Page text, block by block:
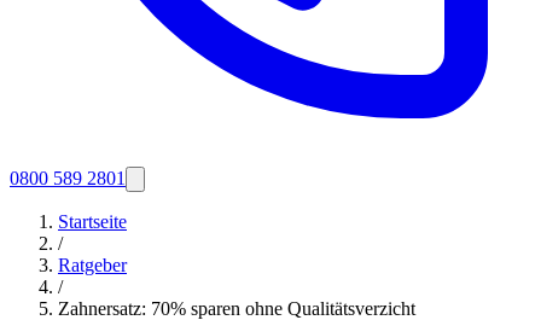
0800 589 2801
Startseite
/
Ratgeber
/
Zahnersatz: 70% sparen ohne Qualitätsverzicht